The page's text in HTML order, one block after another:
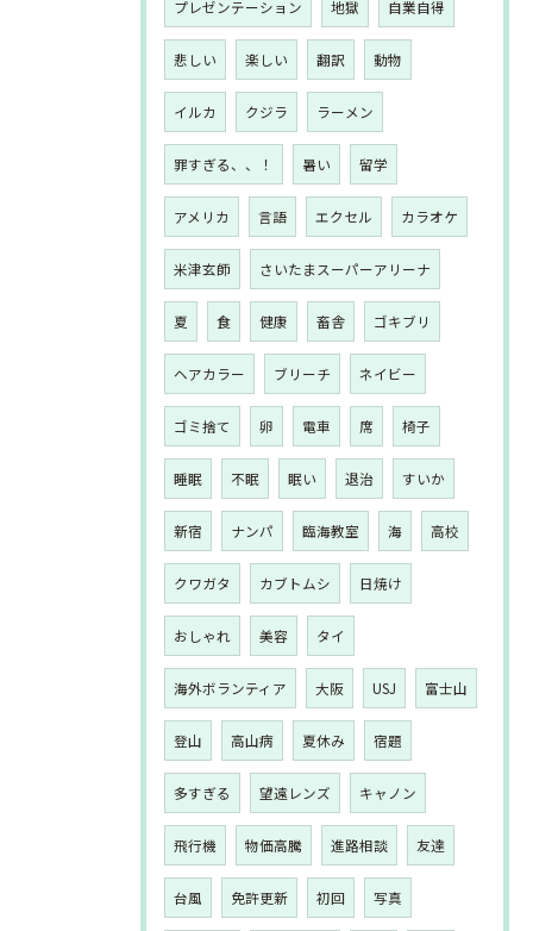
プレゼンテーション 地獄 自業自得
悲しい 楽しい 翻訳 動物
イルカ クジラ ラーメン
罪すぎる、、！ 暑い 留学
アメリカ 言語 エクセル カラオケ
米津玄師 さいたまスーパーアリーナ
夏 食 健康 畜舎 ゴキブリ
ヘアカラー ブリーチ ネイビー
ゴミ捨て 卵 電車 席 椅子
睡眠 不眠 眠い 退治 すいか
新宿 ナンパ 臨海教室 海 高校
クワガタ カブトムシ 日焼け
おしゃれ 美容 タイ
海外ボランティア 大阪 USJ 富士山
登山 高山病 夏休み 宿題
多すぎる 望遠レンズ キャノン
飛行機 物価高騰 進路相談 友達
台風 免許更新 初回 写真